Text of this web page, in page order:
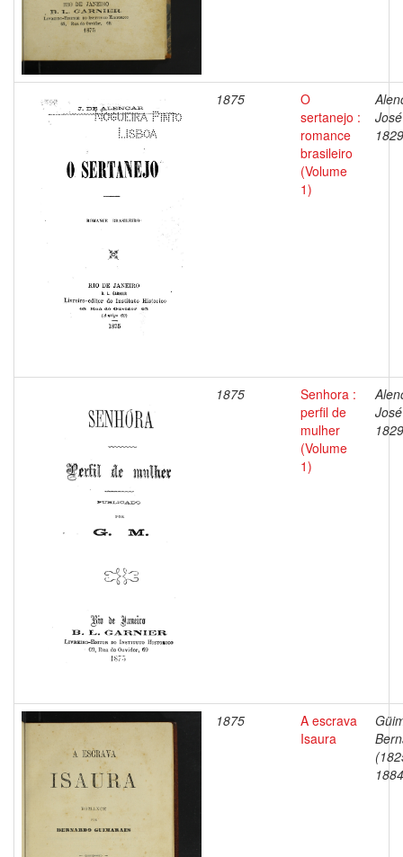
1875
O
sertanejo :
romance
brasileiro
(Volume
1)
1875
Senhora :
perfil de
mulher
(Volume
1)
1875
A escrava
Isaura